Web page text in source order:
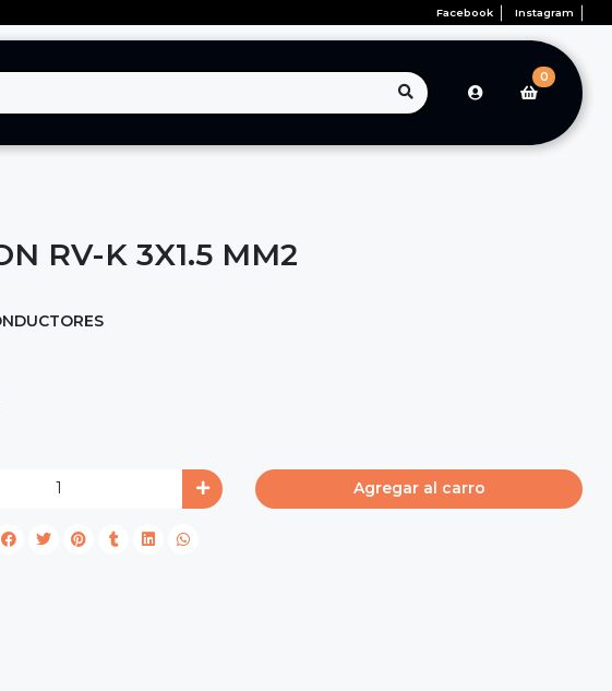
Facebook Instagram
0
RV-K 3X1.5 MM2
Agregar al carro